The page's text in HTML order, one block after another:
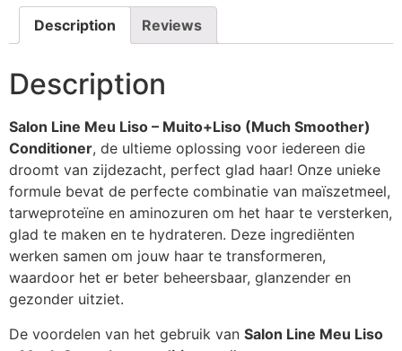
Description Reviews
Description
Salon Line Meu Liso – Muito+Liso (Much Smoother)
Conditioner, de ultieme oplossing voor iedereen die
droomt van zijdezacht, perfect glad haar! Onze unieke
formule bevat de perfecte combinatie van maïszetmeel,
tarweproteïne en aminozuren om het haar te versterken,
glad te maken en te hydrateren. Deze ingrediënten
werken samen om jouw haar te transformeren,
waardoor het er beter beheersbaar, glanzender en
gezonder uitziet.
De voordelen van het gebruik van Salon Line Meu Liso